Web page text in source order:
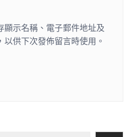
顯示名稱、電子郵件地址及
以供下次發佈留言時使用。